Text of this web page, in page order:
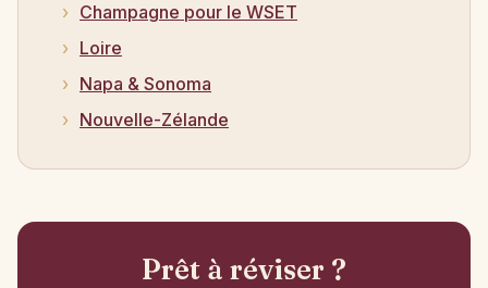
Champagne pour le WSET
Loire
Napa & Sonoma
Nouvelle-Zélande
Prêt à réviser ?